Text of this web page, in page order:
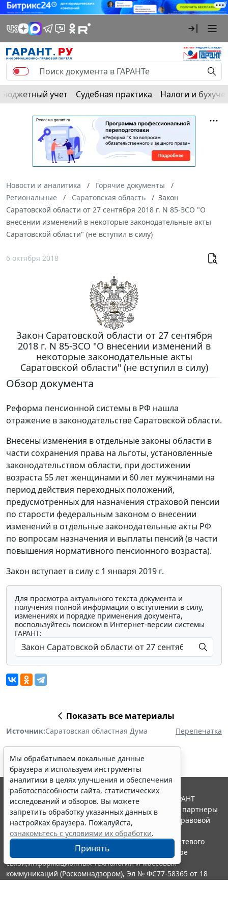
Бюджетный учет Судебная практика Налоги и
Новости и аналитика
Горячие документы
Региональные
Саратовская область
Закон
Саратовской области от 27 сентября 2018 г. N 85-ЗСО "О
внесении изменений в некоторые законодательные акты
Саратовской области" (не вступил в силу)
6 октября 2018
Закон Саратовской области от 27 сентября
2018 г. N 85-ЗСО "О внесении изменений в
некоторые законодательные акты
Саратовской области" (не вступил в силу)
Обзор документа
Реформа пенсионной системы в РФ нашла
отражение в законодательстве Саратовской области.
Внесены изменения в отдельные законы области в
части сохранения права на льготы, установленные
законодательством области, при достижении
возраста 55 лет женщинами и 60 лет мужчинами на
период действия переходных положений,
предусмотренных для назначения страховой пенсии
по старости федеральным законом о внесении
изменений в отдельные законодательные акты РФ
по вопросам назначения и выплаты пенсий (в части
повышения нормативного пенсионного возраста).
Закон вступает в силу с 1 января 2019 г.
Для просмотра актуального текста документа и
получения полной информации о вступлении в силу,
изменениях и порядке применения документа,
воспользуйтесь поиском в Интернет-версии системы
ГАРАНТ:
Показать все материалы
Источник:Саратовская областная Дума Перепечатка
Мы обрабатываем локальные данные
браузера и используем инструменты
аналитики в целях улучшения и обеспечения
работоспособности сайта, статистических
исследований и обзоров. Вы можете
запретить обработку указанных данных в
настройках браузера. Пожалуйста,
ознакомьтесь с условиями их обработки.
Принять
© ООО "НПП "ГАРАНТ-СЕРВИС", 2026. Система ГАРАНТ
выпускается с 1990 года. Компания "Гарант" и ее партнеры
являются участниками Российской ассоциации правовой
информации ГАРАНТ.
Портал ГАРАНТ.РУ зарегистрирован в качестве сетевого
издания Федеральной службой по надзору в сфере
связи,информационных технологий и массовых
коммуникаций (Роскомнадзором), Эл № ФС77-58365 от 18